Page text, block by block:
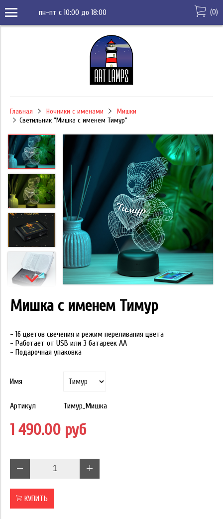
пн-пт с 10:00 до 18:00 (0)
Главная Ночники с именами
Мишки
Светильник "Мишка с именем Тимур"
Мишка с именем Тимур
- 16 цветов свечения и режим переливания цвета
- Работает от USB или 3 батареек АА
- Подарочная упаковка
Имя
Артикул Тимур_Мишка
1 490.00 руб
КУПИТЬ